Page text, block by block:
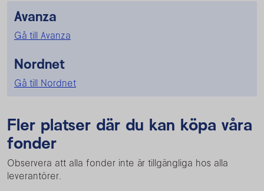
Avanza
Gå till Avanza
Nordnet
Gå till Nordnet
Fler platser där du kan köpa våra
fonder
Observera att alla fonder inte är tillgängliga hos alla
leverantörer.